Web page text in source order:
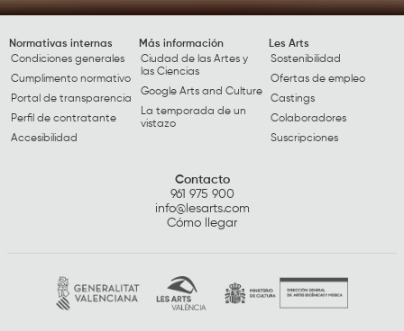
Normativas internas
Condiciones generales
Cumplimento normativo
Portal de transparencia
Perfil de contratante
Accesibilidad
Más información
Ciudad de las Artes y
las Ciencias
Google Arts and Culture
La temporada de un
vistazo
Les Arts
Sostenibilidad
Ofertas de empleo
Castings
Colaboradores
Suscripciones
Contacto
961 975 900
info@lesarts.com
Cómo llegar